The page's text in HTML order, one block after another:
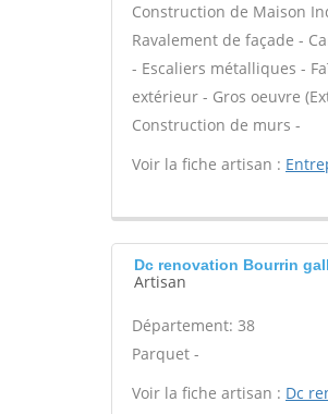
Construction de Maison
Ravalement de façade -
- Escaliers métalliques -
extérieur - Gros oeuvre
Construction de murs -
Voir la fiche artisan :
Dc renovation Bourrin
Artisan
Département: 38
Parquet -
Voir la fiche artisan : Dc